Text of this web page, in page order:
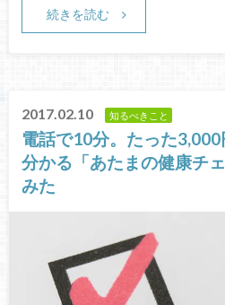
続きを読む
2017.02.10 知るべきこと
電話で10分。たった
分かる「あたまの健康チ
みた